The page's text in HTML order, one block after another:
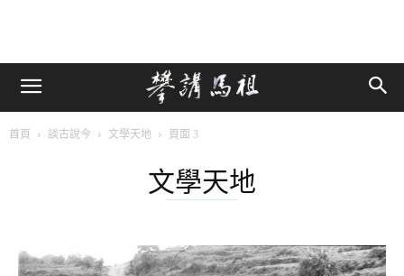
首頁 談古說今 文學天地 頁面 3
文學天地